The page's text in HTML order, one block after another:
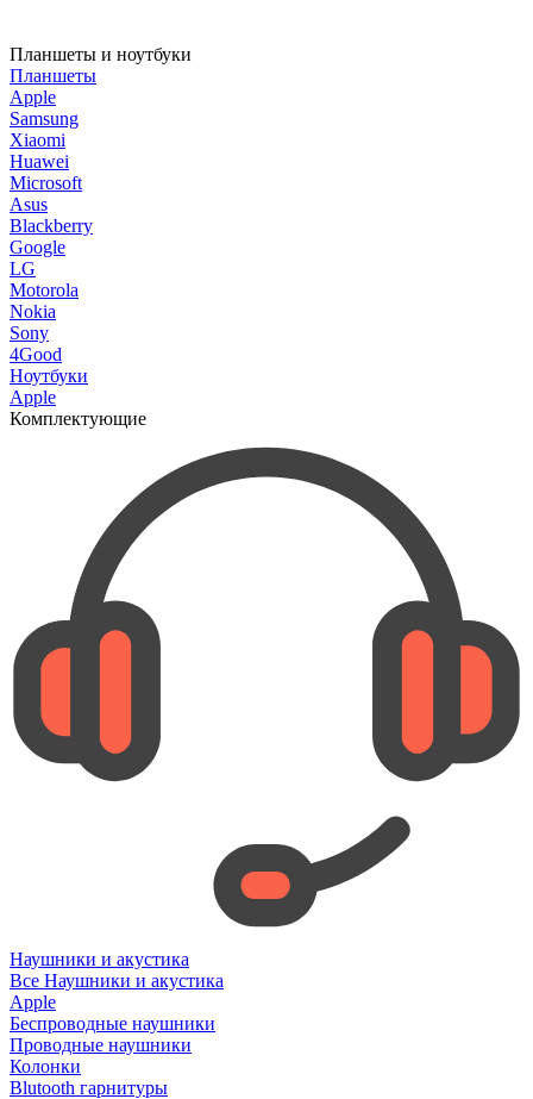
Планшеты и ноутбуки
Планшеты
Apple
Samsung
Xiaomi
Huawei
Microsoft
Asus
Blackberry
Google
LG
Motorola
Nokia
Sony
4Good
Ноутбуки
Apple
Комплектующие
Наушники и акустика
Все Наушники и акустика
Apple
Беспроводные наушники
Проводные наушники
Колонки
Blutooth гарнитуры